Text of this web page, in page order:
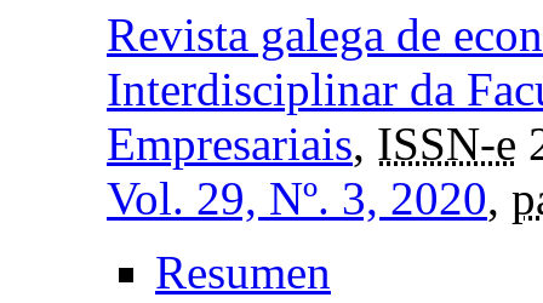
Revista galega de
Interdisciplinar da
Empresariais, ISSN-e
Vol. 29, Nº. 3, 2020,
Resumen